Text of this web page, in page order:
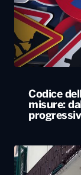
Codice
misure: